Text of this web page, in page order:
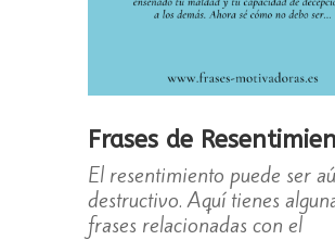
Frases de
El resentimiento puede ser
destructivo. Aquí tienes
frases relacionadas con el